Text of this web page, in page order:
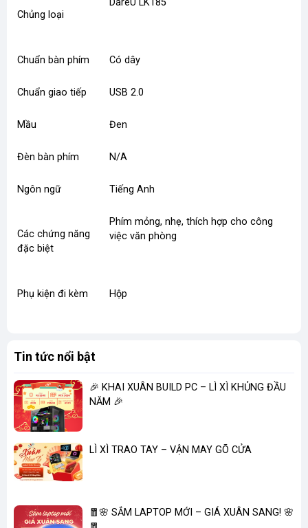
Chủng loại
Chuẩn bàn phím Có dây
Chuẩn giao tiếp USB 2.0
Mầu Đen
Đèn bàn phím N/A
Ngôn ngữ Tiếng Anh
Các chứng năng
đặc biệt
Phím mỏng, nhẹ, thích hợp cho công
việc văn phòng
Phụ kiện đi kèm Hộp
Tin tức nổi bật
🎉 KHAI XUÂN BUILD PC – LÌ XÌ KHỦNG ĐẦU
NĂM 🎉
LÌ XÌ TRAO TAY – VẬN MAY GÕ CỬA
🧧🌸 SẮM LAPTOP MỚI – GIÁ XUÂN SANG! 🌸